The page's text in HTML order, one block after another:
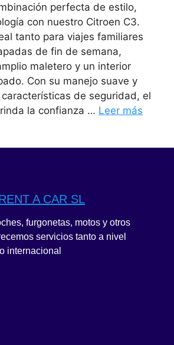
perfecta de estilo,
con nuestro Citroen C3.
tanto para viajes familiares
de fin de semana,
maletero y un interior
Con su manejo suave y
de seguridad, el
la confianza … Leer más
A CAR SL
furgonetas, motos y otros
servicios tanto a nivel
internacional